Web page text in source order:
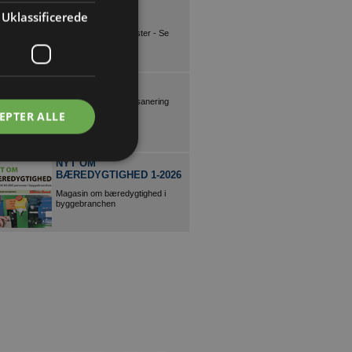
KØBENHAVNS
LISTEFABRIK
Kæmpe udvalg i trælister - Se
Nedbrydning og Miljøsanering
NYT OM
BÆREDYGTIGHED 1-2026
Magasin om bæredygtighed i
byggebranchen
Uklassificerede
ALLE